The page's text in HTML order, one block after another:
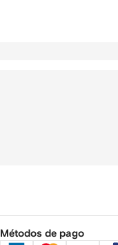
Métodos de pago